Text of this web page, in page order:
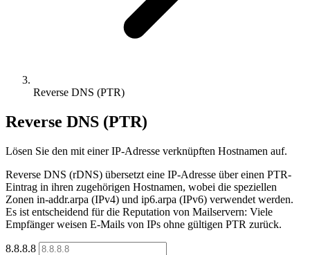
Reverse DNS (PTR)
Reverse DNS (PTR)
Lösen Sie den mit einer IP-Adresse verknüpften Hostnamen auf.
Reverse DNS (rDNS) übersetzt eine IP-Adresse über einen PTR-
Eintrag in ihren zugehörigen Hostnamen, wobei die speziellen
Zonen in-addr.arpa (IPv4) und ip6.arpa (IPv6) verwendet werden.
Es ist entscheidend für die Reputation von Mailservern: Viele
Empfänger weisen E-Mails von IPs ohne gültigen PTR zurück.
8.8.8.8